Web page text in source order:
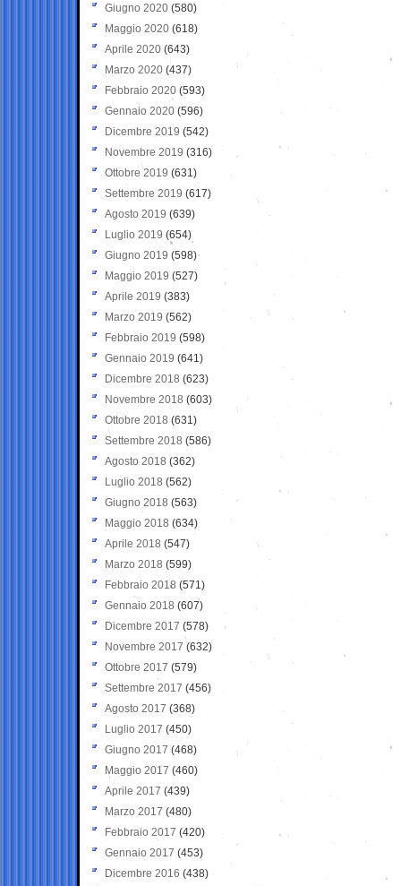
Giugno 2020 (580)
Maggio 2020 (618)
Aprile 2020 (643)
Marzo 2020 (437)
Febbraio 2020 (593)
Gennaio 2020 (596)
Dicembre 2019 (542)
Novembre 2019 (316)
Ottobre 2019 (631)
Settembre 2019 (617)
Agosto 2019 (639)
Luglio 2019 (654)
Giugno 2019 (598)
Maggio 2019 (527)
Aprile 2019 (383)
Marzo 2019 (562)
Febbraio 2019 (598)
Gennaio 2019 (641)
Dicembre 2018 (623)
Novembre 2018 (603)
Ottobre 2018 (631)
Settembre 2018 (586)
Agosto 2018 (362)
Luglio 2018 (562)
Giugno 2018 (563)
Maggio 2018 (634)
Aprile 2018 (547)
Marzo 2018 (599)
Febbraio 2018 (571)
Gennaio 2018 (607)
Dicembre 2017 (578)
Novembre 2017 (632)
Ottobre 2017 (579)
Settembre 2017 (456)
Agosto 2017 (368)
Luglio 2017 (450)
Giugno 2017 (468)
Maggio 2017 (460)
Aprile 2017 (439)
Marzo 2017 (480)
Febbraio 2017 (420)
Gennaio 2017 (453)
Dicembre 2016 (438)